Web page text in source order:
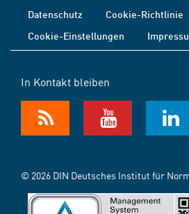
Datenschutz
Cookie-Richtlinie
Cookie-Einstellungen
In Kontakt bleiben
© 2026 DIN Deutsches Institut für